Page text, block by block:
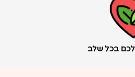
בכל שלב